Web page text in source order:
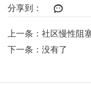
分享到：
上一条：社区慢性阻
下一条：没有了